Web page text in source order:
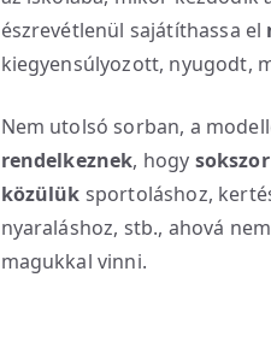
észrevétlenül sajátíthassa el
kiegyensúlyozott, nyugodt,
Nem utolsó sorban, a
rendelkeznek, hogy
közülük sportoláshoz,
nyaraláshoz, stb., ahová
magukkal vinni.